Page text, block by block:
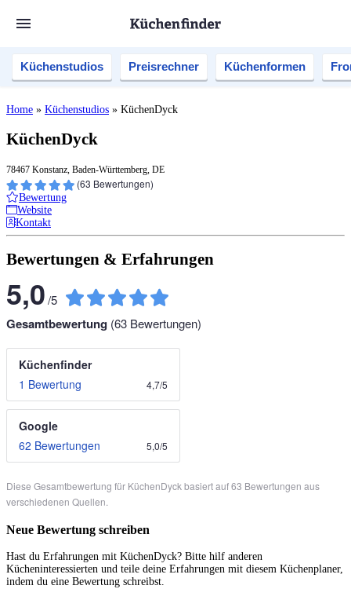
Küchenstudios Preisrechner Küchenformen
Home » Küchenstudios » KüchenDyck
KüchenDyck
78467 Konstanz, Baden-Württemberg, DE
(63 Bewertungen)
Bewertung
Website
Kontakt
Bewertungen & Erfahrungen
5,0/5
Gesamtbewertung (63 Bewertungen)
Küchenfinder
1 Bewertung
4,7/5
Google
62 Bewertungen
5,0/5
Diese Gesamtbewertung für KüchenDyck basiert auf 63 Bewertungen aus
verschiedenen Quellen.
Neue Bewertung schreiben
Hast du Erfahrungen mit KüchenDyck? Bitte hilf anderen
Kücheninteressierten und teile deine Erfahrungen mit diesem Küchenplaner,
indem du eine Bewertung schreibst.